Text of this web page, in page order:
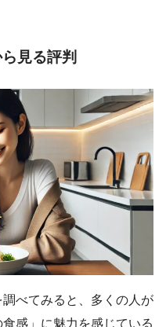
見る評判
べてみると、多くの人が
感」に魅力を感じている